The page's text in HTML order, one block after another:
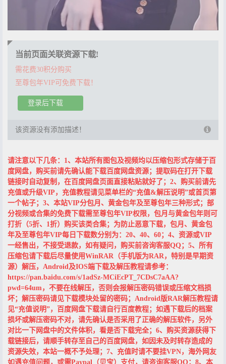
当前页面关联资源下载!
需花费30积分购买
至尊包年VIP可免费下载！
登录后下载
该资源没有添加描述！
请注意以下几条：1、本站所有图包及视频均以压缩包形式存储于百
度网盘，购买前请先确认能下载百度网盘资源；提取码在打开下载
链接时自动复制，在百度网盘页面直接粘贴就好了；2、购买前请先
充值或升级VIP，充值教程请见菜单栏的“充值&解压说明”或首页第
一个帖子；3、本站VIP分包月、黄金包年及至尊包年三种形式；部
分视频或合集的免费下载需至尊包年VIP权限，包月与黄金包年则可
打折（5折、1折）购买该类合集；为防止恶意下载，包月、黄金包
年及至尊包年VIP每日下载数分别为：20、40、60；4、资源或VIP
一经售出，不接受退款，如有疑问，购买前咨询客服QQ；5、所有
压缩包请下载后尽量使用WinRAR（手机版为RAR，特别是早期资
源）解压，Android及IOS端下载及解压教程请参考：
https://pan.baidu.com/s/1adSz-MCiEcPT_7CDsC7aAA?
pwd=64um，不要在线解压，否则会报解压密码错误或压缩文档损
坏；解压密码请见下载模块处留的密码；Android版RAR解压教程请
见“充值说明”，百度网盘下载请自行百度教程；如遇下载后的档案
损坏或解压密码不对，请先确认是否采用了正确的解压软件，另外
对比一下网盘中的文件体积，看是否下载完全；6、购买资源获得下
载链接后，请顺手转存至自己的百度网盘，如因未及时转存造成的
资源失效，本站一概不予处理；7、充值时请不要挂VPN，海外网友
如遇充值问题，或需Paypal（贝宝）支付，请咨询客服QQ；8、本